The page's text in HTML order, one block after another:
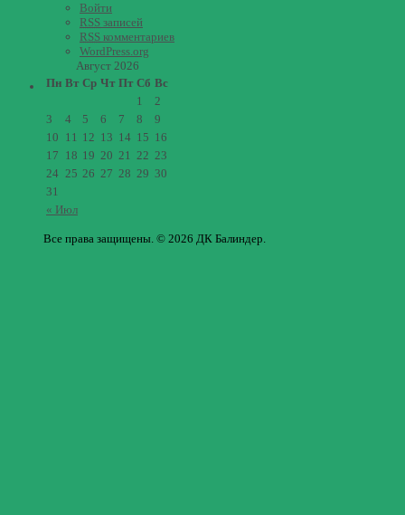
Войти
RSS записей
RSS комментариев
WordPress.org
Август 2026
Пн Вт Ср Чт Пт Сб Вс
« Июл
1
2
3
4 5 6 7 8
9
10 11 12 13 14 15 16
17 18 19 20 21 22 23
24 25 26 27 28 29 30
31
Все права защищены. © 2026 ДК Балиндер.